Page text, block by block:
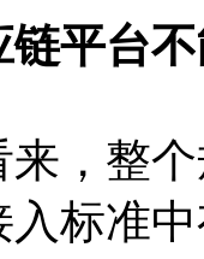
平台不
整个
入标准